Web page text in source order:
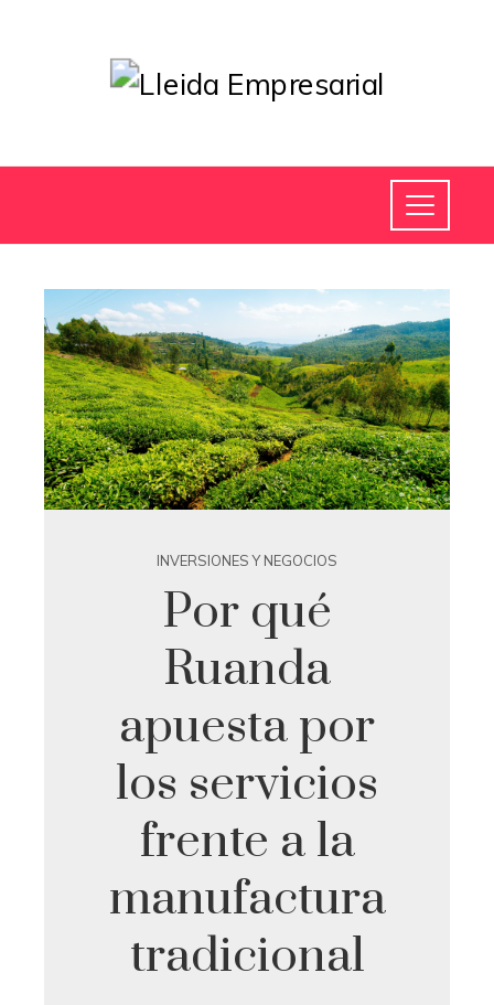
INVERSIONES Y NEGOCIOS
Por qué
Ruanda
apuesta por
los servicios
frente a la
manufactura
tradicional